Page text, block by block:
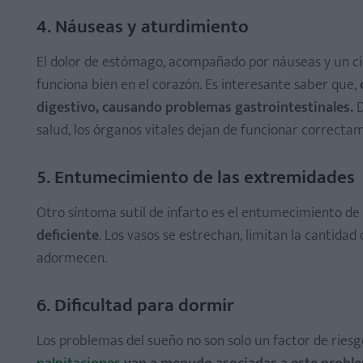
4. Náuseas y aturdimiento
El dolor de estómago, acompañado por náuseas y
funciona bien en el corazón. Es interesante saber que,
digestivo, causando problemas gastrointestinales.
salud, los órganos vitales dejan de funcionar
5. Entumecimiento de las extremidades
Otro síntoma sutil de infarto es el entumecimiento
deficiente. Los vasos se estrechan, limitan la
adormecen.
6. Dificultad para dormir
Los problemas del sueño no son solo un factor de